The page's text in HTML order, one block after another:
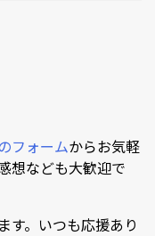
フォームからお気軽
想なども大歓迎で
す。いつも応援あり